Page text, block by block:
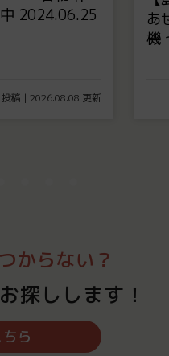
2024.06.25
稿 | 2026.08.08 更新
あ
機
からない？
探しします！
ら